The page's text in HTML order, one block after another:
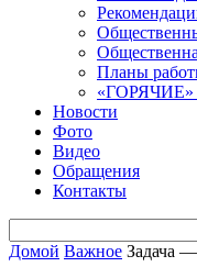
Планы
Новости
Фото
Видео
Обращения
Контакты
Домой Важное Задача —